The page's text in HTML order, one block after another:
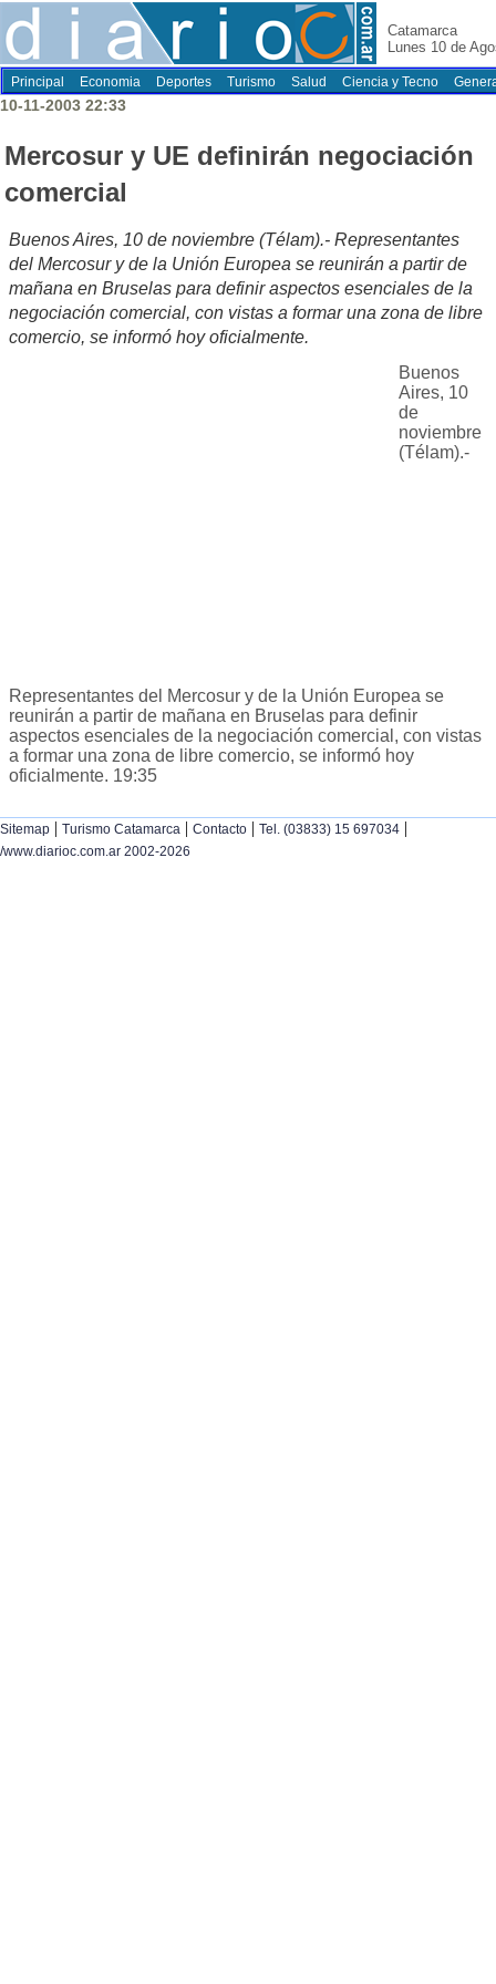
Catamarca
Lunes 10 de
Principal Economia Deportes Turismo Salud Ciencia y Tecno
10-11-2003 22:33
Mercosur y UE definirán negociación
comercial
Buenos Aires, 10 de noviembre (Télam).- Representantes
del Mercosur y de la Unión Europea se reunirán a partir de
mañana en Bruselas para definir aspectos esenciales de la
negociación comercial, con vistas a formar una zona de libre
comercio, se informó hoy oficialmente.
Buenos
Aires, 10
de
noviembre
(Télam).-
Representantes del Mercosur y de la Unión Europea se
reunirán a partir de mañana en Bruselas para definir
aspectos esenciales de la negociación comercial, con vistas
a formar una zona de libre comercio, se informó hoy
oficialmente. 19:35
Sitemap | Turismo Catamarca | Contacto | Tel. (03833) 15 697034 |
/www.diarioc.com.ar 2002-2026